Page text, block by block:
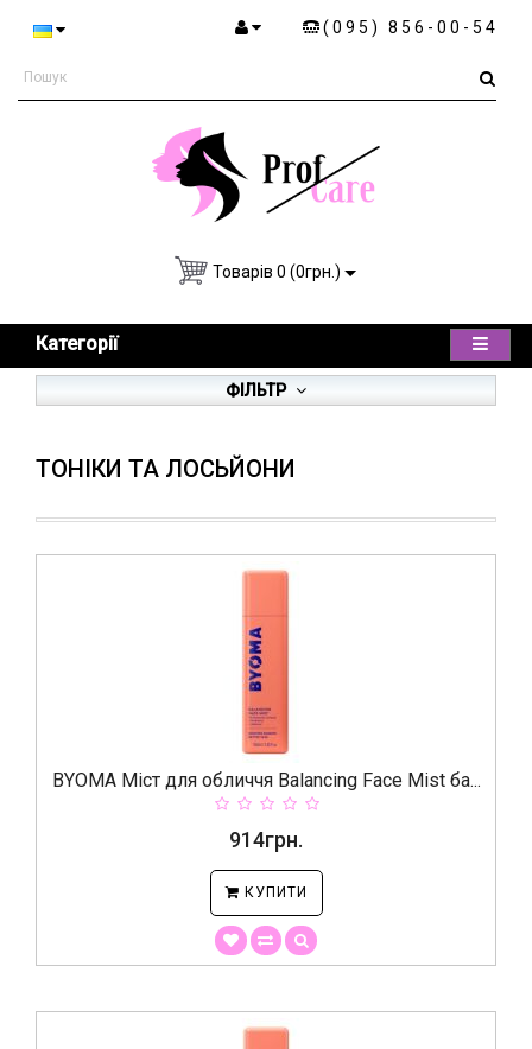
(095) 856-00-54
Товарів 0 (0грн.)
Категорії
ФІЛЬТР
ТОНІКИ ТА ЛОСЬЙОНИ
BYOMA Міст для обличчя Balancing Face Mist ба...
914грн.
КУПИТИ